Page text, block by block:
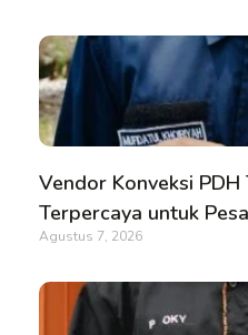
Vendor Konveksi PDH
Terpercaya untuk
Agustus 7, 2026